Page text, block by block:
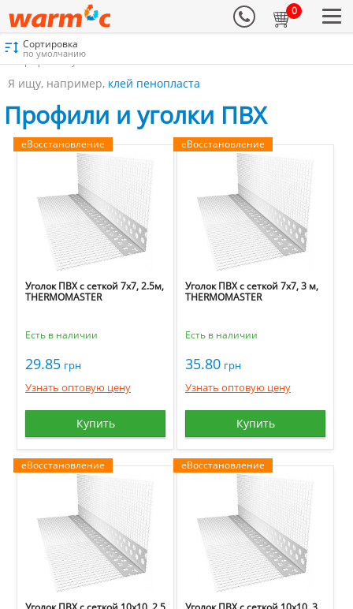
0
Материалы для утепления
Профили и уголки ПВХ
Я ищу, например, клей пенопласта
Сортировка
по умолчанию
Профили и уголки ПВХ
еВосстановление
Уголок ПВХ с сеткой 7х7, 2.5м,
THERMOMASTER
Есть в наличии
29.85 грн
Узнать оптовую цену
Купить
еВосстановление
Уголок ПВХ с сеткой 7х7, 3 м,
THERMOMASTER
Есть в наличии
35.80 грн
Узнать оптовую цену
Купить
еВосстановление еВосстановление